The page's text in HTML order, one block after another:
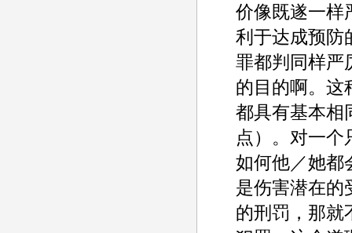
价像既遂一样
利于达成预防
罪都判同样严
的目的啊。这
都具有基本相
点）。对一个
如何他／她都
是伤害潜在的
的刑罚，那就